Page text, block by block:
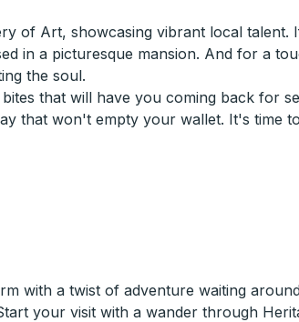
of Art, showcasing vibrant local talent.
in a picturesque mansion. And for a
the soul.
that will have you coming back for
that won't empty your wallet. It's time
with a twist of adventure waiting
your visit with a wander through